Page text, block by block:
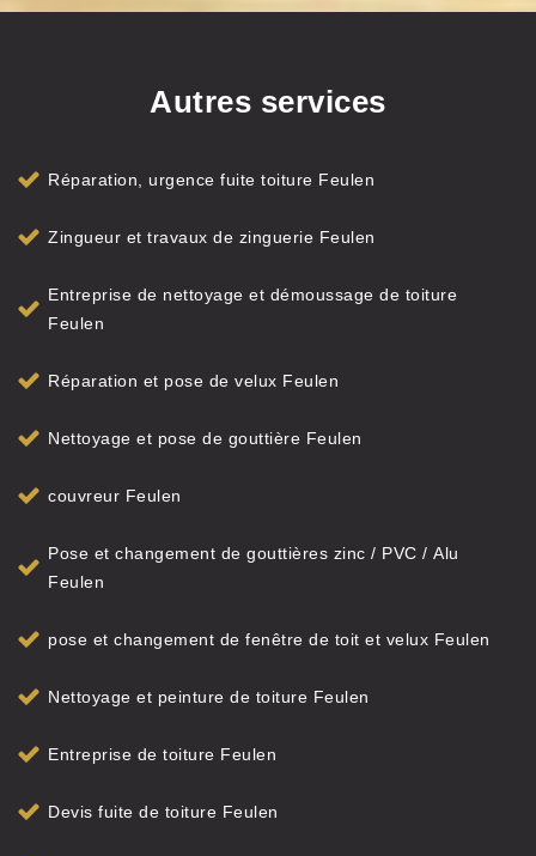
Autres services
Réparation, urgence fuite toiture Feulen
Zingueur et travaux de zinguerie Feulen
Entreprise de nettoyage et démoussage de toiture
Feulen
Réparation et pose de velux Feulen
Nettoyage et pose de gouttière Feulen
couvreur Feulen
Pose et changement de gouttières zinc / PVC / Alu
Feulen
pose et changement de fenêtre de toit et velux Feulen
Nettoyage et peinture de toiture Feulen
Entreprise de toiture Feulen
Devis fuite de toiture Feulen